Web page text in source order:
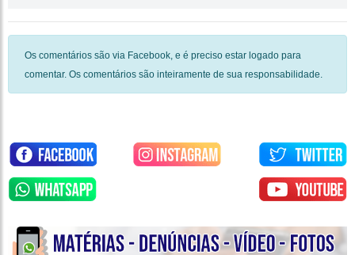
Os comentários são via Facebook, e é preciso estar logado para
comentar. Os comentários são inteiramente de sua responsabilidade.